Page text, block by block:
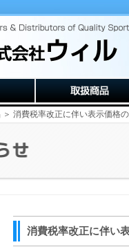
＞ 消費税率改正に伴い表示価格
消費税率改正に伴い